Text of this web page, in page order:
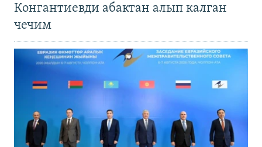
Конгантиевди абактан алып калган
чечим